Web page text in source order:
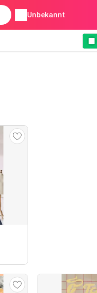
Unbekannt